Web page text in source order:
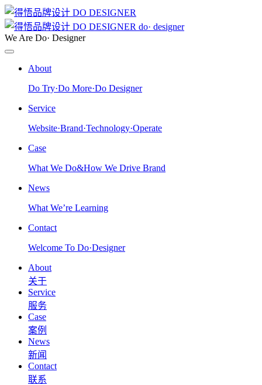
do· designer
We Are Do· Designer
About
Do Try·Do More·Do Designer
Service
Website·Brand·Technology·Operate
Case
What We Do&How We Drive Brand
News
What We’re Learning
Contact
Welcome To Do·Designer
About
关于
Service
服务
Case
案例
News
新闻
Contact
联系